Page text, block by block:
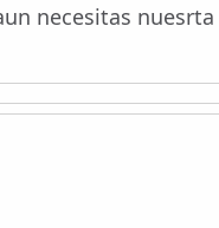
necesitas